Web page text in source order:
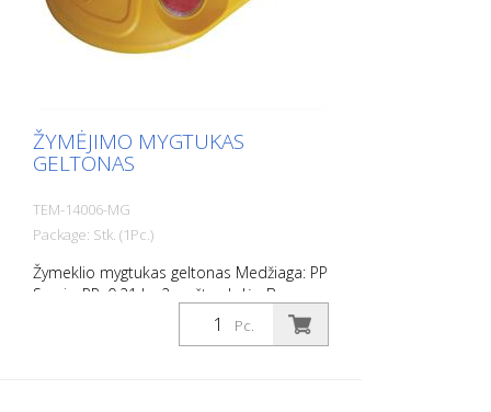
ŽYMĖJIMO MYGTUKAS
GELTONAS
TEM-14006-MG
Package: Stk. (1Pc.)
Žymeklio mygtukas geltonas Medžiaga: PP
Svoris: PP: 0,21 kg 2 varžtų skylės Be
tvirtinimo medžiagos Lengvam
automobilių stovėjimo aikštelių ar
Pc.